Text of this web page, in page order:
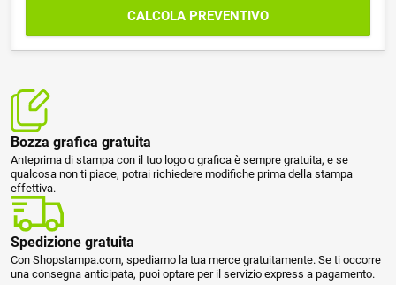
CALCOLA PREVENTIVO
Bozza grafica gratuita
Anteprima di stampa con il tuo logo o grafica è sempre gratuita, e se
qualcosa non ti piace, potrai richiedere modifiche prima della stampa
effettiva.
Spedizione gratuita
Con Shopstampa.com, spediamo la tua merce gratuitamente. Se ti occorre
una consegna anticipata, puoi optare per il servizio express a pagamento.